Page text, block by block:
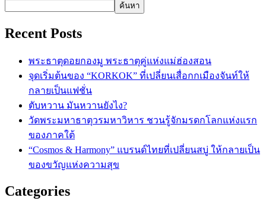
ค้นหา
Recent Posts
พระธาตุดอยกองมู พระธาตุคู่แห่งแม่ฮ่องสอน
จุดเริ่มต้นของ “KORKOK” ที่เปลี่ยนเสื่อกกเมืองจันท์ให้
กลายเป็นแฟชั่น
ตับหวาน มันหวานยังไง?
วัดพระมหาธาตุวรมหาวิหาร ชวนรู้จักมรดกโลกแห่งแรก
ของภาคใต้
“Cosmos & Harmony” แบรนด์ไทยที่เปลี่ยนสบู่ ให้กลายเป็น
ของขวัญแห่งความสุข
Categories